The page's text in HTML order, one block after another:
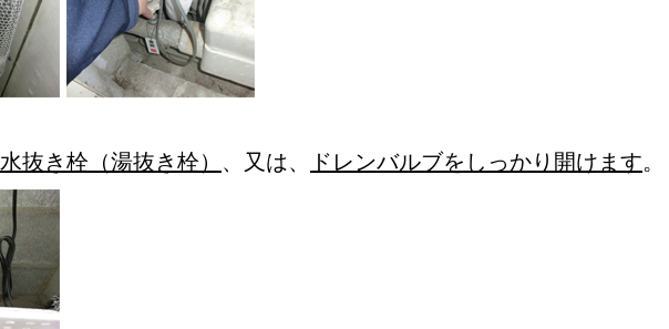
水抜き栓（湯抜き栓） 、又は、 ドレンバルブをしっかり開けます。